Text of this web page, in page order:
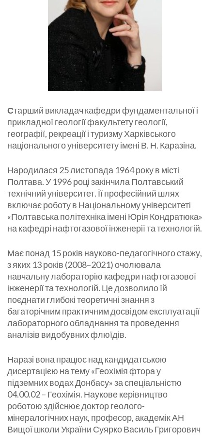
Старший викладач кафедри фундаментальної і
прикладної геології факультету геології,
географії, рекреації і туризму Харківського
національного університету імені В. Н. Каразіна.
Народилася 25 листопада 1964 року в місті
Полтава. У 1996 році закінчила Полтавський
технічний університет. Її професійний шлях
включає роботу в Національному університеті
«Полтавська політехніка імені Юрія Кондратюка»
на кафедрі нафтогазової інженерії та технологій.
Має понад 15 років науково-педагогічного стажу,
з яких 13 років (2008–2021) очолювала
навчальну лабораторію кафедри нафтогазової
інженерії та технологій. Це дозволило їй
поєднати глибокі теоретичні знання з
багаторічним практичним досвідом експлуатації
лабораторного обладнання та проведення
аналізів видобувних флюїдів.
Наразі вона працює над кандидатською
дисертацією на тему «Геохімія фтора у
підземних водах Донбасу» за спеціальністю
04.00.02 – Геохімія. Наукове керівництво
роботою здійснює доктор геолого-
мінералогічних наук, професор, академік АН
Вищої школи України Суярко Василь Григорович